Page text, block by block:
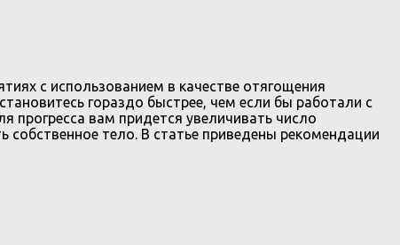
с использованием в качестве отягощения
гораздо быстрее, чем если бы работали с
вам придется увеличивать число
собственное тело. В статье приведены рекомендации